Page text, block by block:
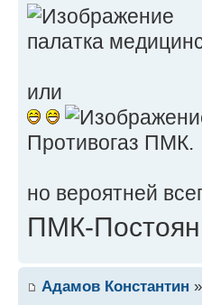
палатка
или
Противогаз ПМК.
но вероятней
ПМК-
Адамов Константин